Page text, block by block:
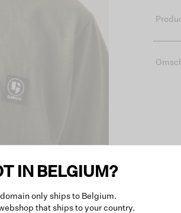
IN BELGIUM?
domain only ships to Belgium.
that ships to your country.